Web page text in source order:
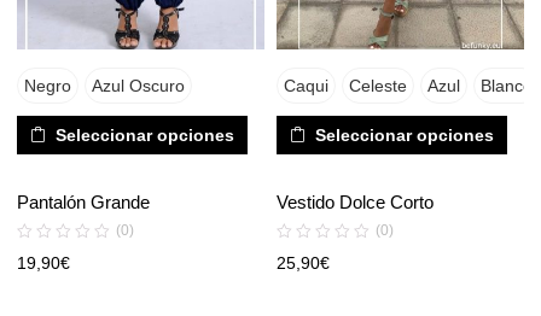
Negro Azul Oscuro
Seleccionar opciones
Pantalón Grande
(0)
19,90€
Caqui Celeste Azul Blanco
Seleccionar opciones
Vestido Dolce Corto
(0)
25,90€